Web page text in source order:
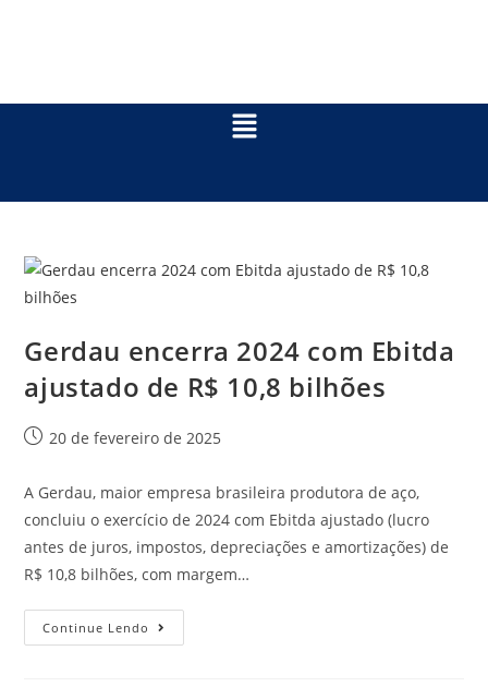
Gerdau encerra 2024 com Ebitda
ajustado de R$ 10,8 bilhões
20 de fevereiro de 2025
A Gerdau, maior empresa brasileira produtora de aço,
concluiu o exercício de 2024 com Ebitda ajustado (lucro
antes de juros, impostos, depreciações e amortizações) de
R$ 10,8 bilhões, com margem…
Continue Lendo